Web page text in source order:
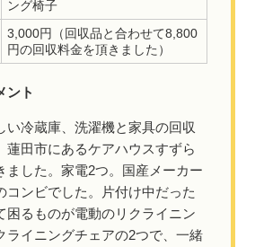
ング椅子
3,000円（回収品と合わせて8,800
円の回収料金を頂きました）
ント
い冷蔵庫、洗濯機と家具の回収
蓮田市にあるケアハウスすずら
ました。家電2つ。国産メーカー
コンビでした。片付け中だった
困るものが電動のリクライニン
ライニングチェアの2つで、一緒